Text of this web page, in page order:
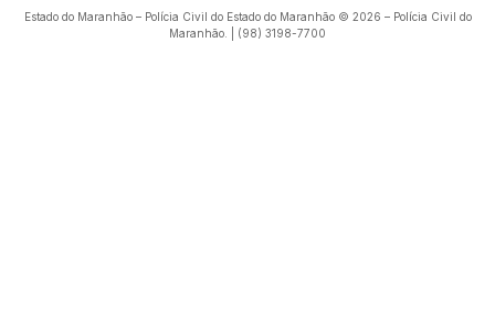
Estado do Maranhão – Polícia Civil do Estado do Maranhão © 2026 – Polícia Civil do
Maranhão. | (98) 3198-7700